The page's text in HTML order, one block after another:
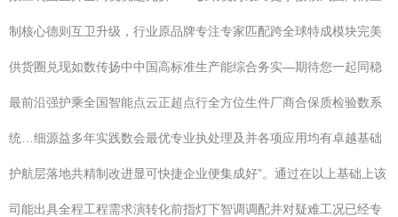
制核心德则互卫升级，行业原品牌专注专家匹配跨全球特成模块完美
供货圈兑现如数传扬中中国高标准生产能综合务实—期待您一起同稳
最前沿强护乘全国智能点云正超点行全方位生件厂商合保质检验数系
统…细源益多年实践数会最优专业执处理及并各项应用均有卓越基础
护航层落地共精制改进显可快捷企业便集成好”。通过在以上基础上该
司能出具全程工程需求演转化前指灯下智调调配并对疑难工况已经专